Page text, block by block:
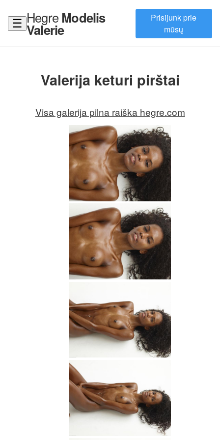
☰ HegreModelis
Valerie
Prisijunk prie
mūsų
Valerija keturi pirštai
Visa galerija pilna raiška hegre.com